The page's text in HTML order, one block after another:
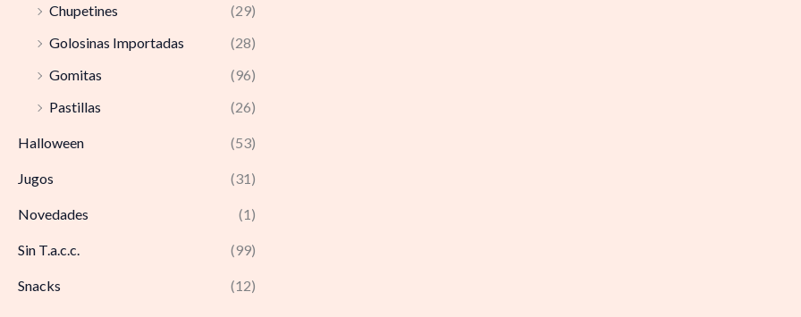
Chupetines
(29)
Golosinas Importadas
(28)
Gomitas
(96)
Pastillas
(26)
Halloween (53)
Jugos (31)
Novedades (1)
Sin T.a.c.c. (99)
Snacks (12)